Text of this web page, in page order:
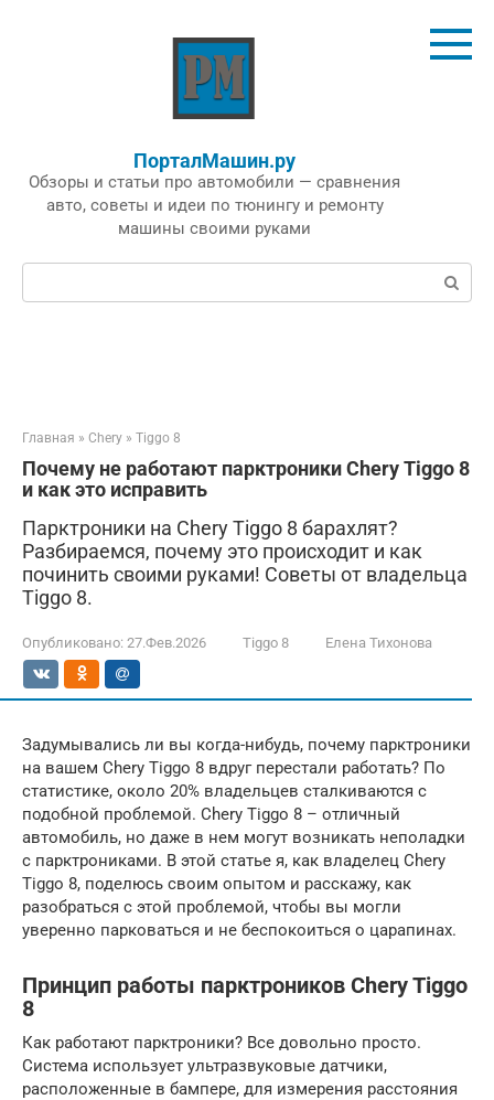
ПорталМашин.ру
Обзоры и статьи про автомобили — сравнения
авто, советы и идеи по тюнингу и ремонту
машины своими руками
Поиск:
Главная » Chery » Tiggo 8
Почему не работают парктроники Chery Tiggo 8
и как это исправить
Парктроники на Chery Tiggo 8 барахлят?
Разбираемся, почему это происходит и как
починить своими руками! Советы от владельца
Tiggo 8.
Опубликовано: 27.Фев.2026 Tiggo 8 Елена Тихонова
Задумывались ли вы когда-нибудь, почему парктроники
на вашем Chery Tiggo 8 вдруг перестали работать? По
статистике, около 20% владельцев сталкиваются с
подобной проблемой. Chery Tiggo 8 – отличный
автомобиль, но даже в нем могут возникать неполадки
с парктрониками. В этой статье я, как владелец Chery
Tiggo 8, поделюсь своим опытом и расскажу, как
разобраться с этой проблемой, чтобы вы могли
уверенно парковаться и не беспокоиться о царапинах.
Принцип работы парктроников Chery Tiggo
8
Как работают парктроники? Все довольно просто.
Система использует ультразвуковые датчики,
расположенные в бампере, для измерения расстояния